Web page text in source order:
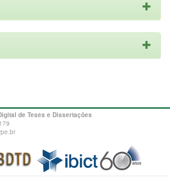
de Teses e Dissertações